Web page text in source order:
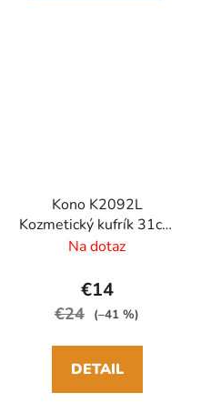
Kono K2092L
Kozmetický kufrík 31cm
Modrozelený
Na dotaz
€14
€24 (–41 %)
DETAIL